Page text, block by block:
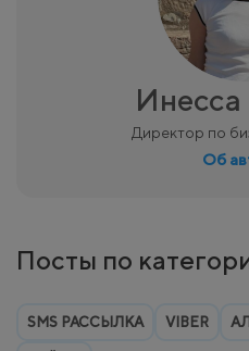
Директор по
Об
Посты по
SMS РАССЫЛКА VIBER